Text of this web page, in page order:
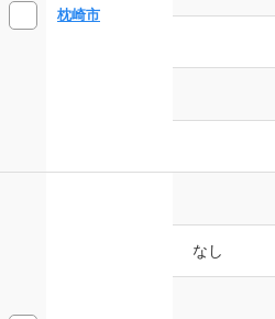
枕崎市
なし